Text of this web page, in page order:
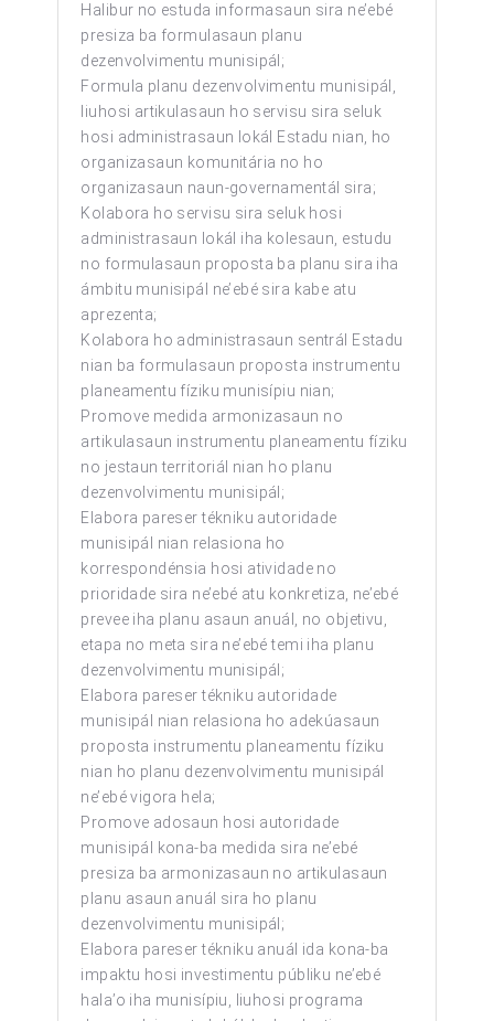
Halibur no estuda informasaun sira ne’ebé
presiza ba formulasaun planu
dezenvolvimentu munisipál ;
Formula planu dezenvolvimentu munisipál,
liuhosi artikulasaun ho servisu sira seluk
hosi administrasaun lokál Estadu nian, ho
organizasaun komunitária no ho
organizasaun naun-governamentál sira;
Kolabora ho servisu sira seluk hosi
administrasaun lokál iha kolesaun, estudu
no formulasaun proposta ba planu sira iha
ámbitu munisipál ne’ebé sira kabe atu
aprezenta;
Kolabora ho administrasaun sentrál Estadu
nian ba formulasaun proposta instrumentu
planeamentu fíziku munisípiu nian;
Promove medida armonizasaun no
artikulasaun instrumentu planeamentu fíziku
no jestaun territoriál nian ho planu
dezenvolvimentu munisipál ;
Elabora pareser tékniku autoridade
munisipál nian relasiona ho
korrespondénsia hosi atividade no
prioridade sira ne’ebé atu konkretiza, ne’ebé
prevee iha planu asaun anuál, no objetivu,
etapa no meta sira ne’ebé temi iha planu
dezenvolvimentu munisipál ;
Elabora pareser tékniku autoridade
munisipál nian relasiona ho adekúasaun
proposta instrumentu planeamentu fíziku
nian ho planu dezenvolvimentu munisipál
ne’ebé vigora hela;
Promove adosaun hosi autoridade
munisipál kona-ba medida sira ne’ebé
presiza ba armonizasaun no artikulasaun
planu asaun anuál sira ho planu
dezenvolvimentu munisipál;
Elabora pareser tékniku anuál ida kona-ba
impaktu hosi investimentu públiku ne’ebé
hala’o iha munisípiu, liuhosi programa